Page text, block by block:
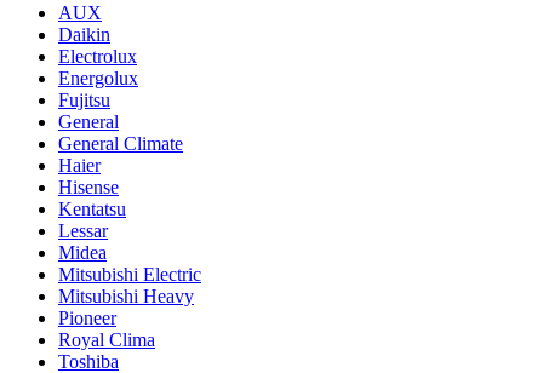
AUX
Daikin
Electrolux
Energolux
Fujitsu
General
General Climate
Haier
Hisense
Kentatsu
Lessar
Midea
Mitsubishi Electric
Mitsubishi Heavy
Pioneer
Royal Clima
Toshiba